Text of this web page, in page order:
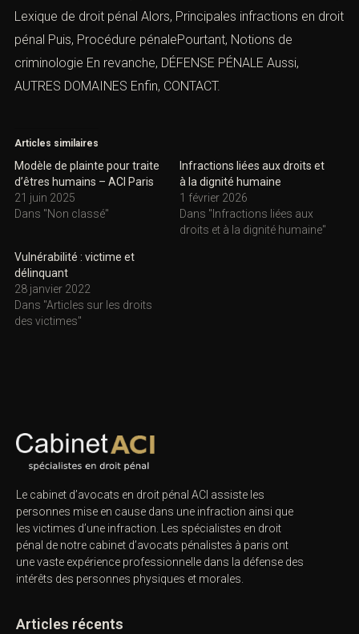
Lexique de droit pénal Alors, Principales infractions en droit
pénal Puis, Procédure pénalePourtant, Notions de
criminologie En revanche, DÉFENSE PÉNALE Aussi,
AUTRES DOMAINES Enfin, CONTACT.
Articles similaires
Modèle de plainte pour traite
d’êtres humains – ACI Paris
21 juin 2025
Dans "Non classé"
Infractions liées aux droits et
à la dignité humaine
1 février 2026
Dans "Infractions liées aux
droits et à la dignité humaine"
Vulnérabilité : victime et
délinquant
28 janvier 2022
Dans "Articles sur les droits
des victimes"
Le cabinet d’avocats en droit pénal ACI assiste les
personnes mise en cause dans une infraction ainsi que
les victimes d’une infraction. Les spécialistes en droit
pénal de notre cabinet d’avocats pénalistes à paris ont
une vaste expérience professionnelle dans la défense des
intérêts des personnes physiques et morales.
Articles récents